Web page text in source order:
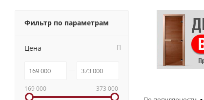
Фильтр по параметрам
Цена
169 000 373 000